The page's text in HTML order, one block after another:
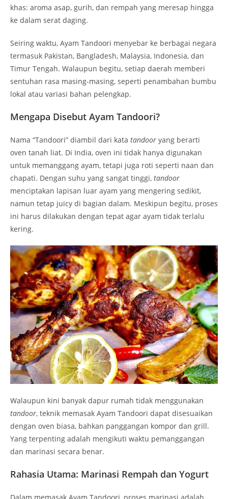
khas: aroma asap, gurih, dan rempah yang meresap hingga
ke dalam serat daging.
Seiring waktu, Ayam Tandoori menyebar ke berbagai negara
termasuk Pakistan, Bangladesh, Malaysia, Indonesia, dan
Timur Tengah. Walaupun begitu, setiap daerah memberi
sentuhan rasa masing-masing, seperti penambahan bumbu
lokal atau variasi bahan pelengkap.
Mengapa Disebut Ayam Tandoori?
Nama “Tandoori” diambil dari kata tandoor yang berarti
oven tanah liat. Di India, oven ini tidak hanya digunakan
untuk memanggang ayam, tetapi juga roti seperti naan dan
chapati. Dengan suhu yang sangat tinggi, tandoor
menciptakan lapisan luar ayam yang mengering sedikit,
namun tetap juicy di bagian dalam. Meskipun begitu, proses
ini harus dilakukan dengan tepat agar ayam tidak terlalu
kering.
Walaupun kini banyak dapur rumah tidak menggunakan
tandoor, teknik memasak Ayam Tandoori dapat disesuaikan
dengan oven biasa, bahkan panggangan kompor dan grill.
Yang terpenting adalah mengikuti waktu pemanggangan
dan marinasi secara benar.
Rahasia Utama: Marinasi Rempah dan Yogurt